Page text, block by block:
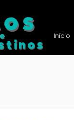
Início